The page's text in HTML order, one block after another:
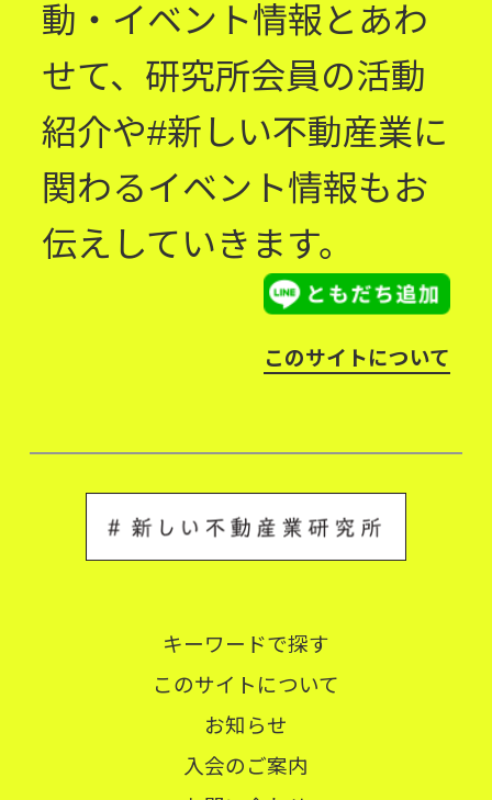
動・イベント情報とあわ
せて、研究所会員の活動
紹介や#新しい不動産業に
関わるイベント情報もお
伝えしていきます。
このサイトについて
キーワードで探す
このサイトについて
お知らせ
入会のご案内